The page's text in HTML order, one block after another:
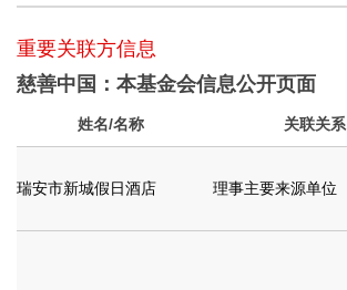
重要关联方信息
慈善中国：本基金会信息公开页面
姓名/名称 关联关系
瑞安市新城假日酒店 理事主要来源单位